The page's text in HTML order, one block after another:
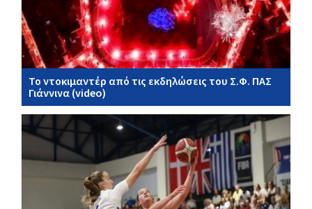
Το ντοκιμαντέρ από τις εκδηλώσεις του Σ.Φ. ΠΑΣ
Γιάννινα (video)